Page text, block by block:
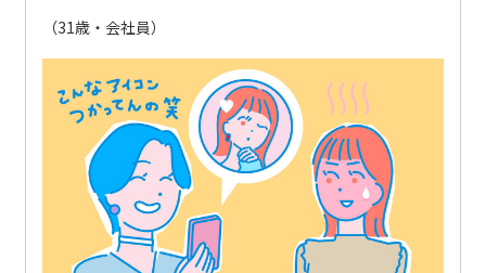
（31歳・会社員）